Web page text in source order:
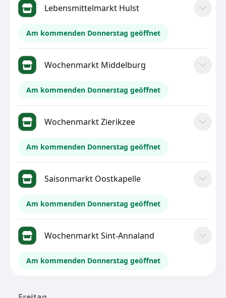
Lebensmittelmarkt Hulst
Am kommenden Donnerstag geöffnet
Wochenmarkt Middelburg
Am kommenden Donnerstag geöffnet
Wochenmarkt Zierikzee
Am kommenden Donnerstag geöffnet
Saisonmarkt Oostkapelle
Am kommenden Donnerstag geöffnet
Wochenmarkt Sint-Annaland
Am kommenden Donnerstag geöffnet